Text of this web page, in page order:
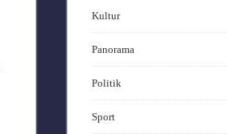
Kultur
Panorama
Politik
Sport